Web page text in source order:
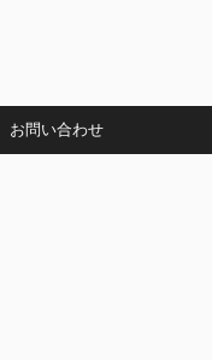
お問い合わせ